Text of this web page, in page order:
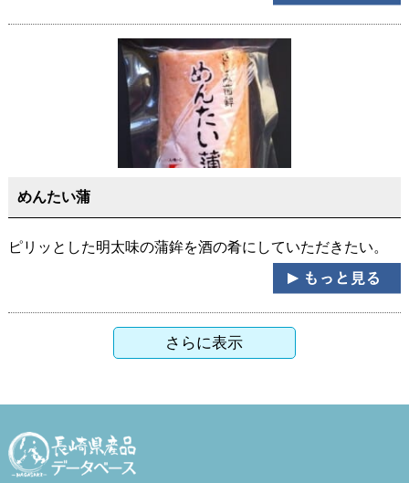
めんたい蒲
ピリッとした明太味の蒲鉾を酒の肴にしていただきたい。
さらに表示